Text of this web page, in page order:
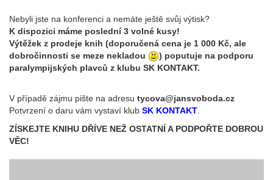
Nebyli jste na konferenci a nemáte ještě svůj výtisk?
K dispozici máme poslední 3 volné kusy!
Výtěžek z prodeje knih (doporučená cena je 1 000 Kč, ale
dobročinnosti se meze nekladou
) poputuje na podporu
paralympijských plavců z klubu SK KONTAKT.
V případě zájmu pište na adresu tycova@jansvoboda.cz
Potvrzení o daru vám vystaví klub SK KONTAKT.
ZÍSKEJTE KNIHU DŘÍVE NEŽ OSTATNÍ A PODPOŘTE DOBROU
VĚC!